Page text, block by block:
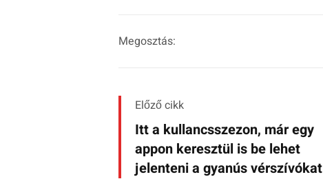
Megosztás:
Előző cikk
Itt a kullancsszezon, már egy
appon keresztül is be lehet
jelenteni a gyanús vérszívókat